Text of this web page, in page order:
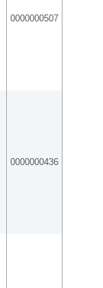
0000000507
0000000436